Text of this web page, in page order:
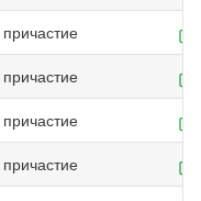
причастие
причастие
причастие
причастие